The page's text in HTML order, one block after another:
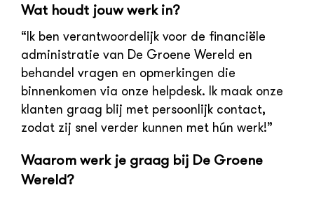
Wat houdt jouw werk in?
“Ik ben verantwoordelijk voor de financiële
administratie van De Groene Wereld en
behandel vragen en opmerkingen die
binnenkomen via onze helpdesk. Ik maak onze
klanten graag blij met persoonlijk contact,
zodat zij snel verder kunnen met hún werk!”
Waarom werk je graag bij De Groene
Wereld?